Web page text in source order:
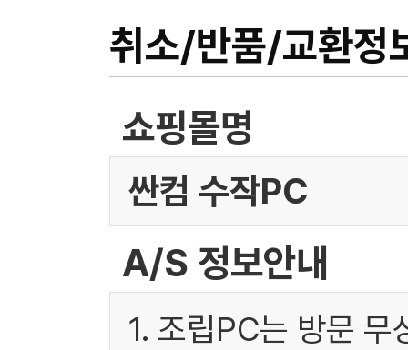
취소/반품/교환정
쇼핑몰명
싼컴 수작PC
A/S 정보안내
1. 조립PC는 방문